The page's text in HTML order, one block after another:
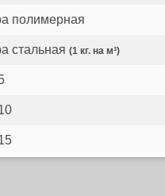
полимерная
стальная (1 кг. на м³)